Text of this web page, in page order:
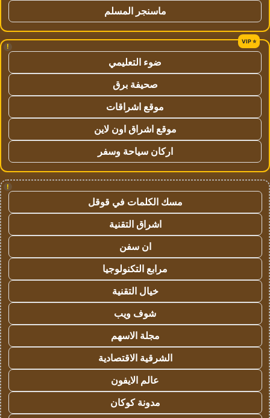
ماسنجر المسلم
!
ضوء التعليمي
صحيفة برق
موقع اشراقات
موقع اشراق اون لاين
اركان سياحة وسفر
!
مسك الكلمات في قوقل
اشراق التقنية
ان سفن
مرابع التكنولوجيا
خيال التقنية
شوف ويب
مجلة الاسهم
الشرقية الاقتصادية
عالم الايفون
مدونة كوكان